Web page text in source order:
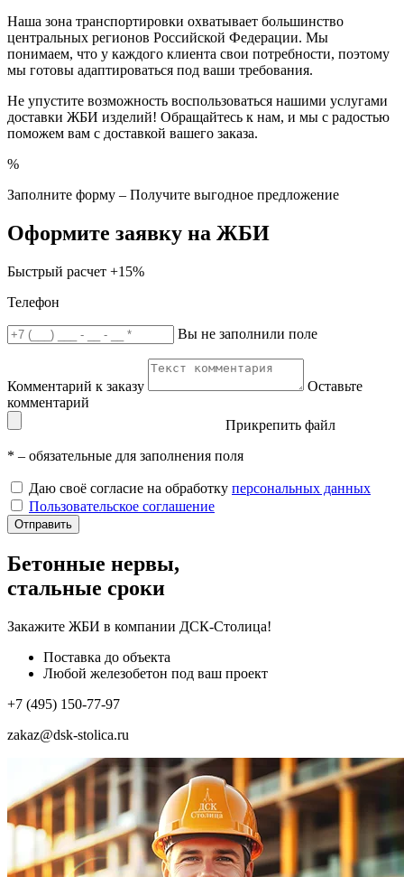
Наша зона транспортировки охватывает большинство
центральных регионов Российской Федерации. Мы
понимаем, что у каждого клиента свои потребности, поэтому
мы готовы адаптироваться под ваши требования.
Не упустите возможность воспользоваться нашими услугами
доставки ЖБИ изделий! Обращайтесь к нам, и мы с радостью
поможем вам с доставкой вашего заказа.
%
Заполните форму – Получите выгодное предложение
Оформите заявку на ЖБИ
Быстрый расчет +15%
Телефон
Вы не заполнили поле
Комментарий к заказу
Оставьте
комментарий
Прикрепить файл
* – обязательные для заполнения поля
Даю своё согласие на обработку персональных данных
Пользовательское соглашение
Отправить
Бетонные нервы,
стальные сроки
Закажите ЖБИ в компании ДСК-Столица!
Поставка до объекта
Любой железобетон под ваш проект
+7 (495) 150-77-97
zakaz@dsk-stolica.ru